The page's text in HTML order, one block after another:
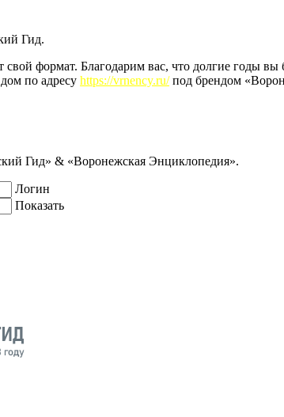
Гид.
свой формат. Благодарим вас, что долгие годы
по адресу https://vrnency.ru/под брендом
Гид» & «Воронежская Энциклопедия».
Логин
Показать